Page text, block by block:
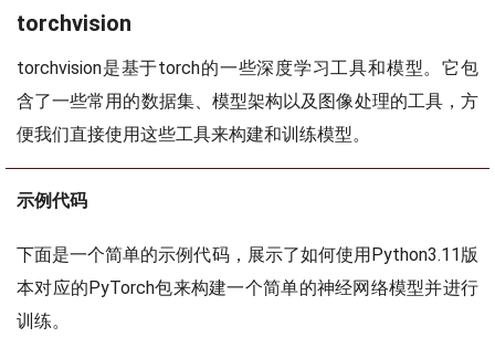
torchvision
torchvision是基于torch的一些深度学习工具和模型。它包
含了一些常用的数据集、模型架构以及图像处理的工具，方
便我们直接使用这些工具来构建和训练模型。
示例代码
下面是一个简单的示例代码，展示了如何使用Python3.11版
本对应的PyTorch包来构建一个简单的神经网络模型并进行
训练。